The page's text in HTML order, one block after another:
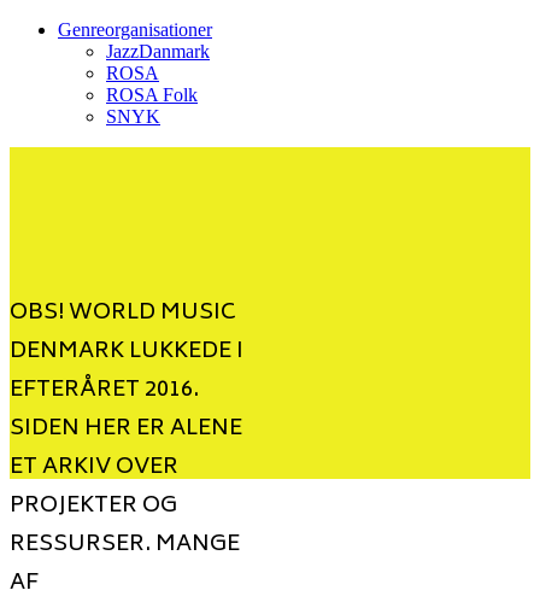
Genreorganisationer
JazzDanmark
ROSA
ROSA Folk
SNYK
OBS! WORLD MUSIC
DENMARK LUKKEDE I
EFTERÅRET 2016.
SIDEN HER ER ALENE
ET ARKIV OVER
PROJEKTER OG
RESSURSER. MANGE
AF